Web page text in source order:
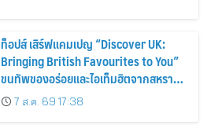
ท็อปส์ เสิร์ฟแคมเปญ “Discover UK:
Bringing British Favourites to You”
ขนทัพของอร่อยและไอเท็มฮิตจากสหราช
อาณาจักร ส่งตรงถึงมือตั้งแต่วันนี้ – 18
สิงหาคมนี้
7 ส.ค. 69 17:38